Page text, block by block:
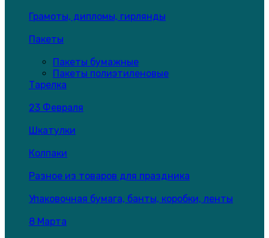
Грамоты, дипломы, гирлянды
Пакеты
Пакеты бумажные
Пакеты полиэтиленовые
Тарелка
23 Февраля
Шкатулки
Колпаки
Разное из товаров для праздника
Упаковочная бумага, банты, коробки, ленты
8 Марта